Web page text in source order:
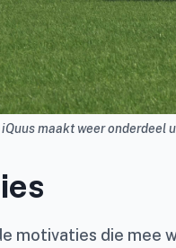
iQuus maakt weer onderdeel
motivaties die mee